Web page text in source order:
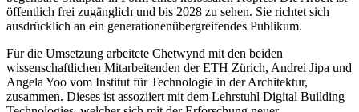
öffentlich frei zugänglich und bis 2028 zu sehen. Sie richtet sich
ausdrücklich an ein generationenübergreifendes Publikum.
Für die Umsetzung arbeitete Chetwynd mit den beiden
wissenschaftlichen Mitarbeitenden der ETH Zürich, Andrei Jipa und
Angela Yoo vom Institut für Technologie in der Architektur,
zusammen. Dieses ist assoziiert mit dem Lehrstuhl Digital Building